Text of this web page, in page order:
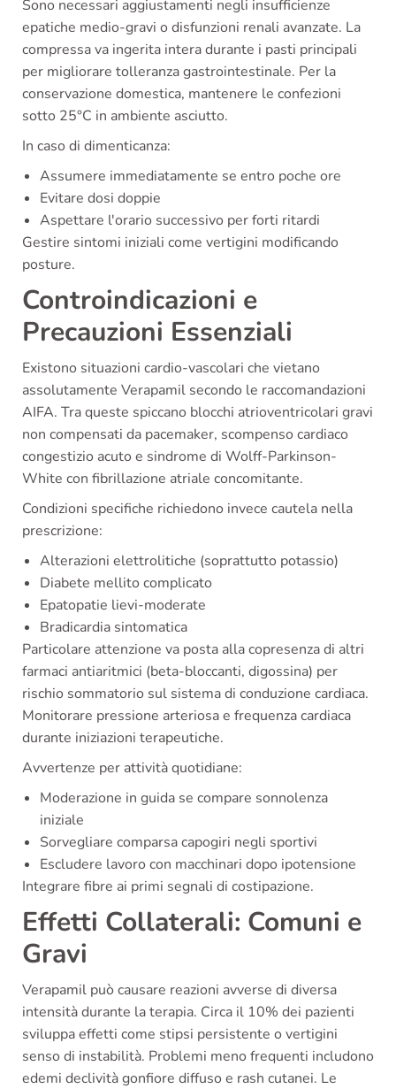
Sono necessari aggiustamenti negli insufficienze
epatiche medio-gravi o disfunzioni renali avanzate. La
compressa va ingerita intera durante i pasti principali
per migliorare tolleranza gastrointestinale. Per la
conservazione domestica, mantenere le confezioni
sotto 25°C in ambiente asciutto.
In caso di dimenticanza:
Assumere immediatamente se entro poche ore
Evitare dosi doppie
Aspettare l'orario successivo per forti ritardi
Gestire sintomi iniziali come vertigini modificando
posture.
Controindicazioni e
Precauzioni Essenziali
Existono situazioni cardio-vascolari che vietano
assolutamente Verapamil secondo le raccomandazioni
AIFA. Tra queste spiccano blocchi atrioventricolari gravi
non compensati da pacemaker, scompenso cardiaco
congestizio acuto e sindrome di Wolff-Parkinson-
White con fibrillazione atriale concomitante.
Condizioni specifiche richiedono invece cautela nella
prescrizione:
Alterazioni elettrolitiche (soprattutto potassio)
Diabete mellito complicato
Epatopatie lievi-moderate
Bradicardia sintomatica
Particolare attenzione va posta alla copresenza di altri
farmaci antiaritmici (beta-bloccanti, digossina) per
rischio sommatorio sul sistema di conduzione cardiaca.
Monitorare pressione arteriosa e frequenza cardiaca
durante iniziazioni terapeutiche.
Avvertenze per attività quotidiane:
Moderazione in guida se compare sonnolenza
iniziale
Sorvegliare comparsa capogiri negli sportivi
Escludere lavoro con macchinari dopo ipotensione
Integrare fibre ai primi segnali di costipazione.
Effetti Collaterali: Comuni e
Gravi
Verapamil può causare reazioni avverse di diversa
intensità durante la terapia. Circa il 10% dei pazienti
sviluppa effetti come stipsi persistente o vertigini
senso di instabilità. Problemi meno frequenti includono
edemi declività gonfiore diffuso e rash cutanei. Le